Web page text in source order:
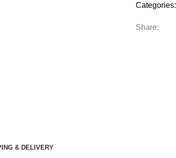
Categories:
Share:
& DELIVERY